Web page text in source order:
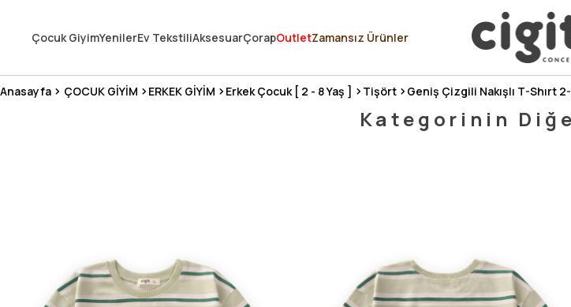
3 MİLYONDAN FAZLA MUTLU MÜŞTERİ ❤️ 10 MİLYON ÜRÜN
Çocuk GiyimYenilerEv TekstiliAksesuarÇorapOutletZamansız Ürünler
Anasayfa ÇOCUK GİYİM ERKEK GİYİM Erkek Çocuk [ 2 - 8 Yaş ] Tişört Geniş Çizgili Nakışlı T-Shırt
Kategorinin